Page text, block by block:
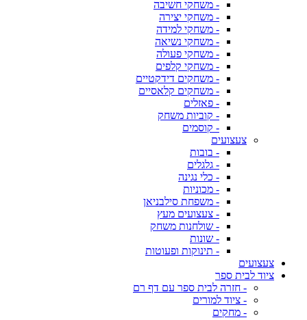
- משחקי חשיבה
- משחקי יצירה
- משחקי למידה
- משחקי נשיאה
- משחקי פעולה
- משחקי קלפים
- משחקים דידקטיים
- משחקים קלאסיים
- פאזלים
- קוביות משחק
- קוסמים
צעצועים
- בובות
- גלגלים
- כלי נגינה
- מכוניות
- משפחת סילבניאן
- צעצועים מעץ
- שולחנות משחק
- שונות
- תינוקות ופעוטות
צעצועים
ציוד לבית ספר
- חזרה לבית ספר עם דף רם
- ציוד למורים
- מחקים